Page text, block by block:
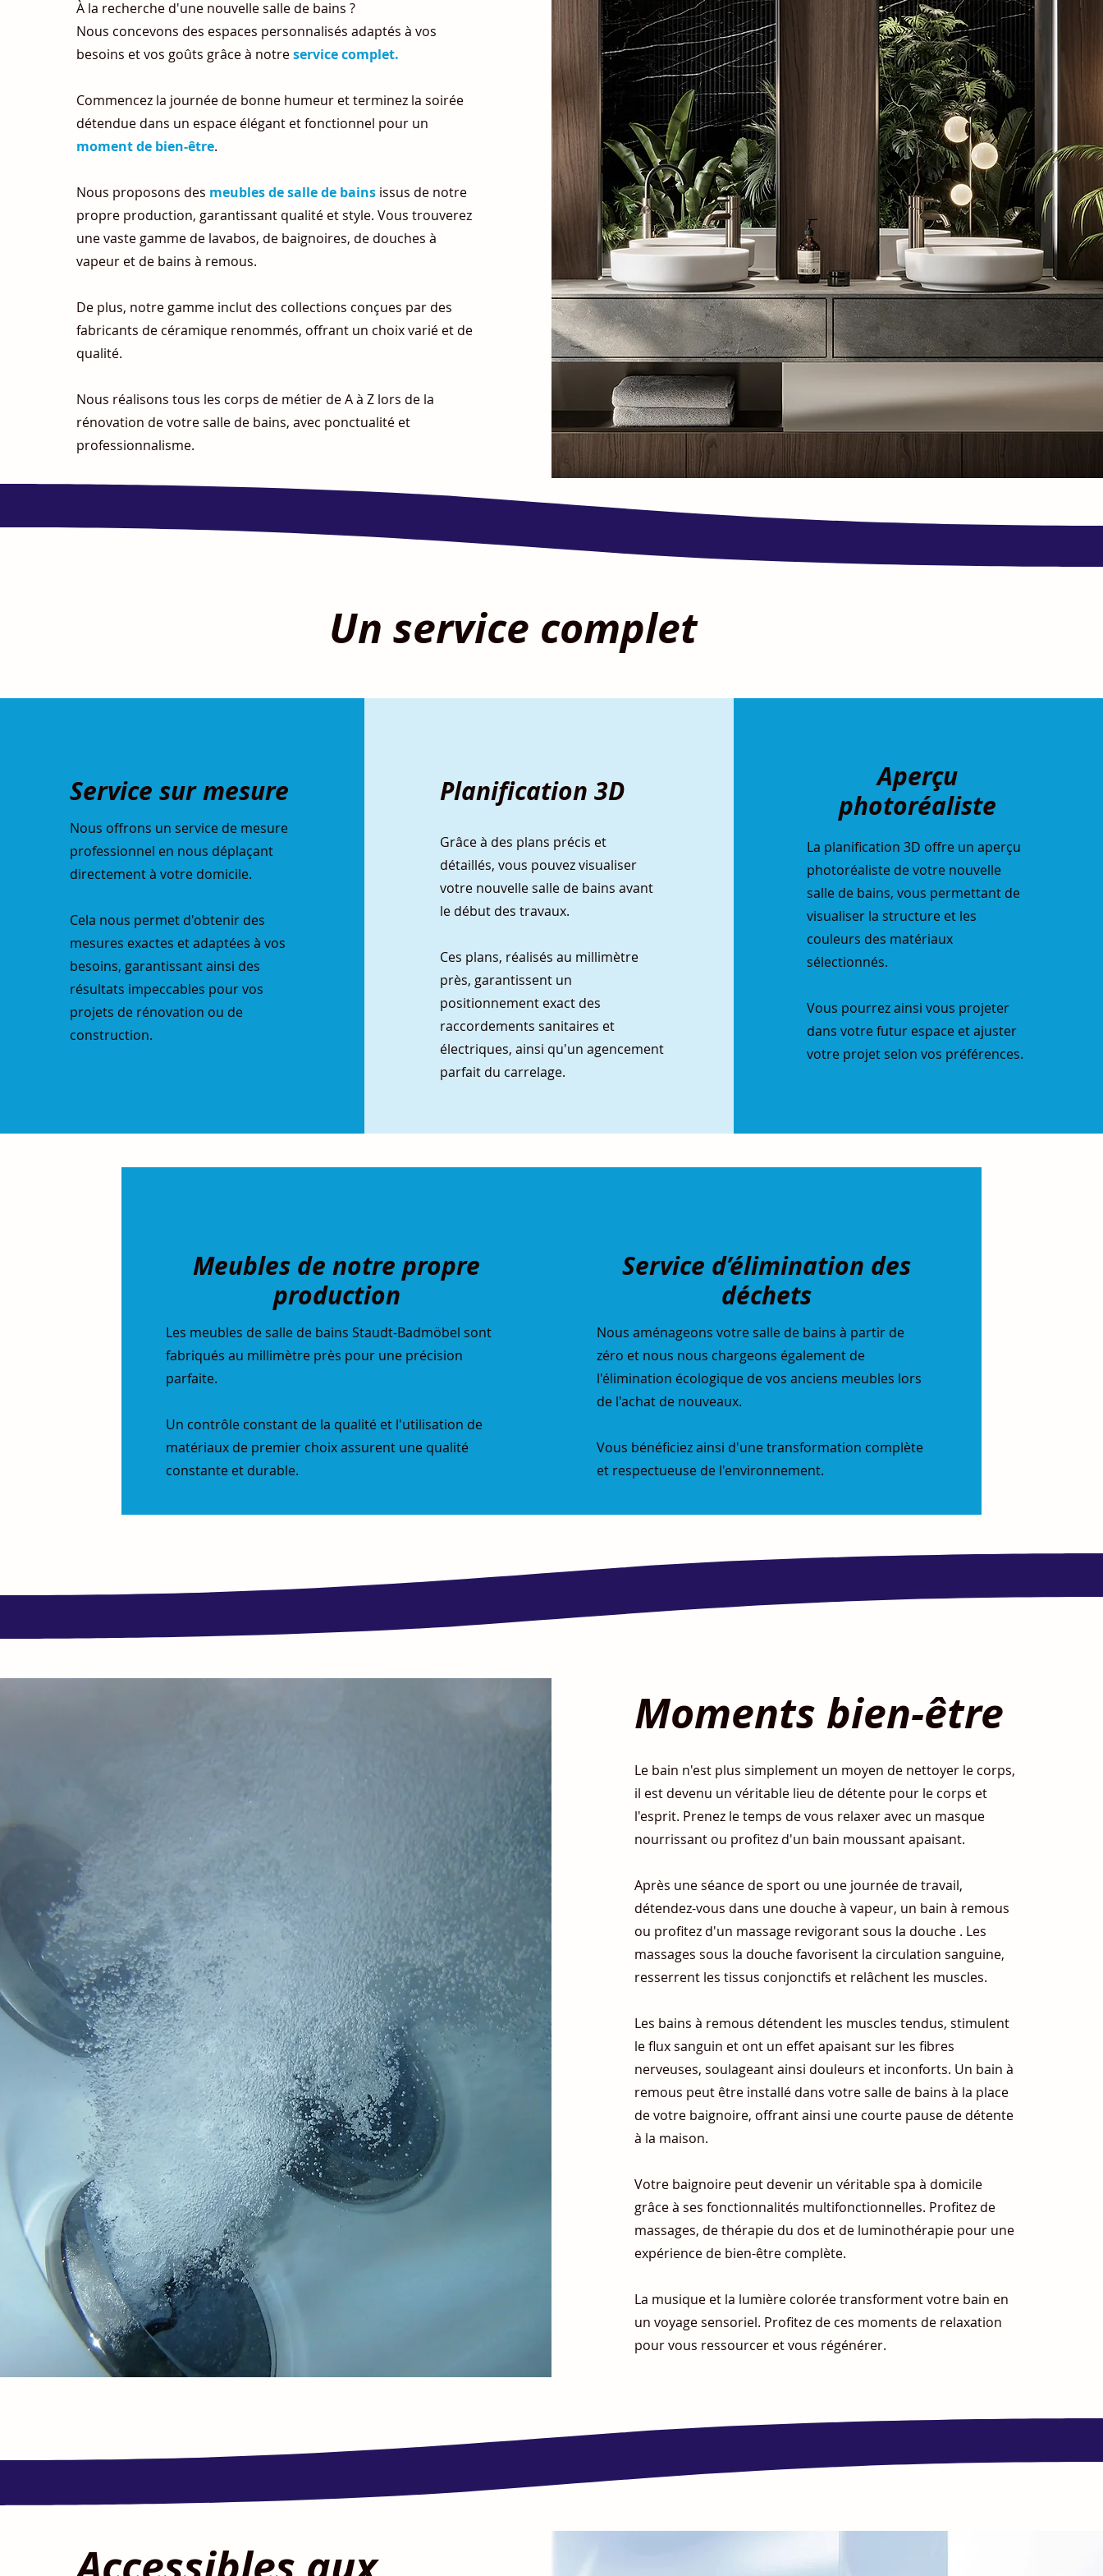
À la recherche d'une nouvelle salle de bains ?
Nous concevons des espaces personnalisés adaptés à vos
besoins et vos goûts grâce à notreservice complet.
Commencez la journée de bonne humeur et terminez la soirée
détendue dans un espace élégant et fonctionnel pour un
moment de bien-être.
Nous proposons des meubles de salle de bains issus de notre
propre production, garantissant qualité et style. Vous trouverez
une vaste gamme de lavabos, de baignoires, de douches à
vapeur et de bains à remous.
De plus, notre gamme inclut des collections conçues par des
fabricants de céramique renommés, offrant un choix varié et de
qualité.
Nous réalisons tous les corps de métier de A à Z lors de la
rénovation de votre salle de bains, avec ponctualité et
professionnalisme.
Un service complet
Service sur mesure
Nous offrons un service de mesure
professionnel en nous déplaçant
directement à votre domicile.
Cela nous permet d'obtenir des
mesures exactes et adaptées à vos
besoins, garantissant ainsi des
résultats impeccables pour vos
projets de rénovation ou de
construction.
Planification 3D
Grâce à des plans précis et
détaillés, vous pouvez visualiser
votre nouvelle salle de bains avant
le début des travaux.
Ces plans, réalisés au millimètre
près, garantissent un
positionnement exact des
raccordements sanitaires et
électriques, ainsi qu'un agencement
parfait du carrelage.
Aperçu
photoréaliste
La planification 3D offre un aperçu
photoréaliste de votre nouvelle
salle de bains, vous permettant de
visualiser la structure et les
couleurs des matériaux
sélectionnés.
Vous pourrez ainsi vous projeter
dans votre futur espace et ajuster
votre projet selon vos préférences.
Meubles de notre propre
production
Les meubles de salle de bains Staudt-Badmöbel sont
fabriqués au millimètre près pour une précision
parfaite.
Un contrôle constant de la qualité et l'utilisation de
matériaux de premier choix assurent une qualité
constante et durable.
Service d’élimination des
déchets
Nous aménageons votre salle de bains à partir de
zéro et nous nous chargeons également de
l'élimination écologique de vos anciens meubles lors
de l'achat de nouveaux.
Vous bénéficiez ainsi d'une transformation complète
et respectueuse de l'environnement.
Moments bien-être
Le bain n'est plus simplement un moyen de nettoyer le corps,
il est devenu un véritable lieu de détente pour le corps et
l'esprit. Prenez le temps de vous relaxer avec un masque
nourrissant ou profitez d'un bain moussant apaisant.
Après une séance de sport ou une journée de travail,
détendez-vous dans une douche à vapeur, un bain à remous
ou profitez d'un massage revigorant sous la douche . Les
massages sous la douche favorisent la circulation sanguine,
resserrent les tissus conjonctifs et relâchent les muscles.
Les bains à remous détendent les muscles tendus, stimulent
le flux sanguin et ont un effet apaisant sur les fibres
nerveuses, soulageant ainsi douleurs et inconforts. Un bain à
remous peut être installé dans votre salle de bains à la place
de votre baignoire, offrant ainsi une courte pause de détente
à la maison.
Votre baignoire peut devenir un véritable spa à domicile
grâce à ses fonctionnalités multifonctionnelles. Profitez de
massages, de thérapie du dos et de luminothérapie pour une
expérience de bien-être complète.
La musique et la lumière colorée transforment votre bain en
un voyage sensoriel. Profitez de ces moments de relaxation
pour vous ressourcer et vous régénérer.